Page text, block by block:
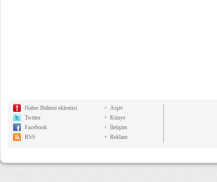
Haber Bülteni eklentisi
Twitter
Facebook
RSS
Arşiv
Künye
İletişim
Reklam